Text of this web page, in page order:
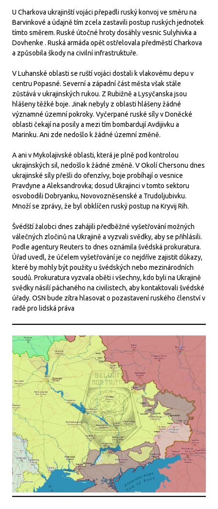
U Charkova ukrajinští vojáci přepadli ruský konvoj ve směru na
Barvinkové a údajně tím zcela zastavili postup ruských jednotek
tímto směrem. Ruské útočné hroty dosáhly vesnic Sulyhivka a
Dovhenke . Ruská armáda opět ostřelovala předměstí Charkova
a způsobila škody na civilní infrastruktuře.
V Luhanské oblasti se ruští vojáci dostali k vlakovému depu v
centru Popasné. Severní a západní část města však stále
zůstává v ukrajinských rukou. Z Rubižně a Lysyčanska jsou
hlášeny těžké boje. Jinak nebyly z oblasti hlášeny žádné
významné územní pokroky. Vyčerpané ruské síly v Doněcké
oblasti čekají na posily a mezi tím bombardují Avdijivku a
Marinku. Ani zde nedošlo k žádné územní změně.
A ani v Mykolajivské oblasti, která je plně pod kontrolou
ukrajinských sil, nedošlo k žádné změně. V Okolí Chersonu dnes
ukrajinské síly přešli do ofenzívy, boje probíhají o vesnice
Pravdyne a Aleksandrovka; dosud Ukrajinci v tomto sektoru
osvobodili Dobryanku, Novovozněsenské a Trudoljubivku.
Množí se zprávy, že byl obklíčen ruský postup na Kryvij Rih.
Švédští žalobci dnes zahájili předběžné vyšetřování možných
válečných zločinů na Ukrajině a vyzvali svědky, aby se přihlásili.
Podle agentury Reuters to dnes oznámila švédská prokuratura.
Úřad uvedl, že účelem vyšetřování je co nejdříve zajistit důkazy,
které by mohly být použity u švédských nebo mezinárodních
soudů. Prokuratura vyzvala oběti i všechny, kdo byli na Ukrajině
svědky násilí páchaného na civilistech, aby kontaktovali švédské
úřady. OSN bude zítra hlasovat o pozastavení ruského členství v
radě pro lidská práva